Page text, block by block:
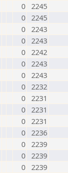
0 2245
0 2245
0 2243
0 2243
0 2242
0 2243
0 2243
0 2232
0 2231
0 2231
0 2231
0 2236
0 2239
0 2239
0 2239